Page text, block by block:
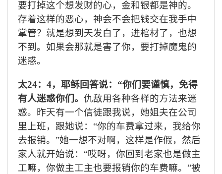
要打掉这个想发财的心，金和银都是神的。
存着这样的恶心，神会不会把钱交在我手中
掌管？就是想到天发白了，进棺材了，也想
不到。如果会那就是害了你，要打掉魔鬼的
迷惑。
太24： 4，耶稣回答说：“你们要谨慎，免得
有人迷惑你们。 仇敌用各种各样的方法来迷
惑。昨天有一个信徒跟我说，她姐夫在公司
里上班，跟她说：“你的车费拿过来，我给你
去报销。”她一想不对啊，这样是作假，然后
家人就开始说：“哎呀，你回到老家也是做主
工嘛，你做主工主也要报销你的车费嘛。”被